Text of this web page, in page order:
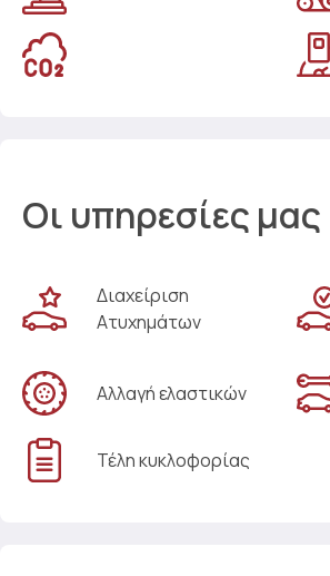
Οι υπηρεσίες μας
Διαχείριση
Ατυχημάτων
Αλλαγή ελαστικών
Τέλη κυκλοφορίας